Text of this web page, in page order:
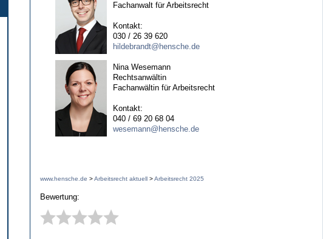
Fachanwalt für Arbeitsrecht
Kontakt:
030 / 26 39 620
hildebrandt@hensche.de
Nina Wesemann
Rechtsanwältin
Fachanwältin für Arbeitsrecht
Kontakt:
040 / 69 20 68 04
wesemann@hensche.de
www.hensche.de >Arbeitsrecht aktuell >Arbeitsrecht 2025
Bewertung: